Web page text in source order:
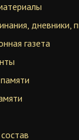
дневники,
газета